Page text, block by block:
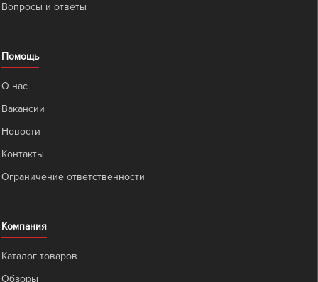
Вопросы и ответы
Помощь
О нас
Вакансии
Новости
Контакты
Ограничение ответственности
Компания
Каталог товаров
Обзоры